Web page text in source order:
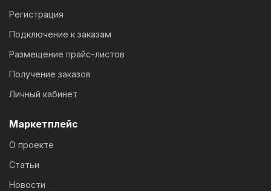
Регистрация
Подключение к заказам
Размещение прайс-листов
Получение заказов
Личный кабинет
Маркетплейс
О проекте
Статьи
Новости